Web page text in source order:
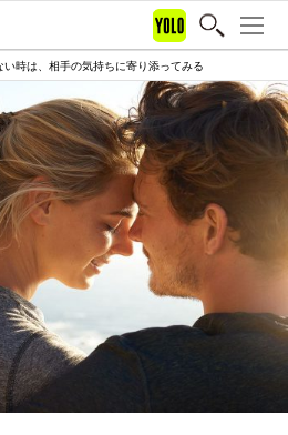
時は、相手の気持ちに寄り添ってみる